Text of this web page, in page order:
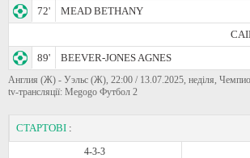
72'
MEAD BETHANY
89'
BEEVER-JONES AGNES
Англия (Ж) - Уэльс (Ж), 22:00 / 13.07.2025, неділя,
tv-трансляції: Megogo Футбол 2
СТАРТОВІ :
4-3-3